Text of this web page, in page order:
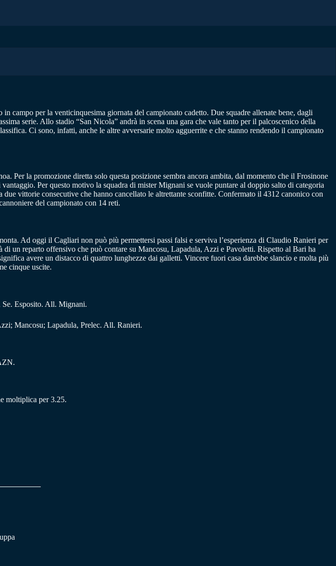
campo per la venticinquesima giornata del campionato cadetto. Due squadre allenate bene, dagli
serie. Allo stadio “San Nicola” andrà in scena una gara che vale tanto per il palcoscenico della
Ci sono, infatti, anche le altre avversarie molto agguerrite e che stanno rendendo il campionato
Per la promozione diretta solo questa posizione sembra ancora ambita, dal momento che il Frosinone
Per questo motivo la squadra di mister Mignani se vuole puntare al doppio salto di categoria
vittorie consecutive che hanno cancellato le altrettante sconfitte. Confermato il 4312 canonico con
del campionato con 14 reti.
Ad oggi il Cagliari non può più permettersi passi falsi e serviva l’esperienza di Claudio Ranieri per
un reparto offensivo che può contare su Mancosu, Lapadula, Azzi e Pavoletti. Rispetto al Bari ha
avere un distacco di quattro lunghezze dai galletti. Vincere fuori casa darebbe slancio e molta più
cinque uscite.
Esposito. All. Mignani.
Mancosu; Lapadula, Prelec. All. Ranieri.
moltiplica per 3.25.